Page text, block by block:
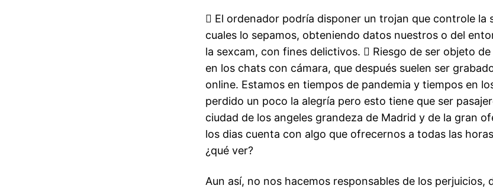
 El ordenador podría disponer un trojan que controle la
cuales lo sepamos, obteniendo datos nuestros o del
la sexcam, con fines delictivos.  Riesgo de ser objeto
en los chats con cámara, que después suelen ser
online. Estamos en tiempos de pandemia y tiempos en
perdido un poco la alegría pero esto tiene que ser
ciudad de los angeles grandeza de Madrid y de la gran
los dias cuenta con algo que ofrecernos a todas las
¿qué ver?
Aun así, no nos hacemos responsables de los perjuicios,